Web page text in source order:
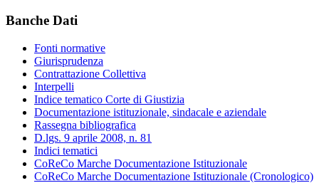
Banche Dati
Fonti normative
Giurisprudenza
Contrattazione Collettiva
Interpelli
Indice tematico Corte di Giustizia
Documentazione istituzionale, sindacale e aziendale
Rassegna bibliografica
D.lgs. 9 aprile 2008, n. 81
Indici tematici
CoReCo Marche Documentazione Istituzionale
CoReCo Marche Documentazione Istituzionale (Cronologico)